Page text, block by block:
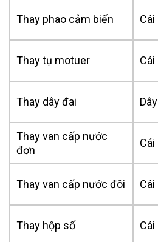
Thay phao cảm biến Cái
Thay tụ motuer Cái
Thay dây đai Dây
Thay van cấp nước
đơn
Cái
Thay van cấp nước đôi Cái
Thay hộp số Cái